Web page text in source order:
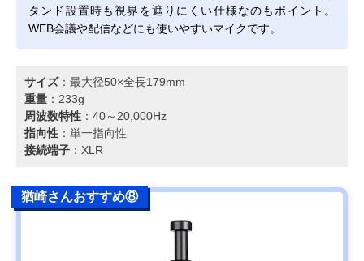
タンド設置時も視界を遮りにくい仕様なのもポイント。
WEB会議や配信などにも使いやすいマイクです。
サイズ：最大径50×全長179mm
重量 ：233g
周波数特性 ：40～20,000Hz
指向性 ：単一指向性
接続端子 ：XLR
猶崎さんおすすめ⑧